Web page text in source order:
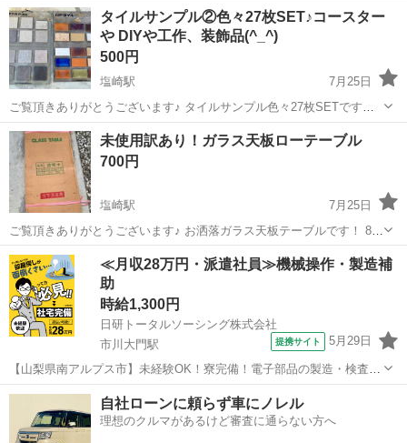
があります。 手が刺さるささくれなどはありません。 女の子が使用し
たので、綺麗かと思います。 ...
山梨 南アルプス市 東花輪駅 ドレッサー
タイルサンプル②色々27枚SET♪コースター
や DIYや工作、装飾品(^_^)
500円
塩崎駅
7月25日
ご覧頂きありがとうございます♪ タイルサンプル色々27枚SETです！
サンプル品で長期間倉庫保管にて冊子パッケージはとても汚いですが
タイル本体は綺麗です^ ^ 冊子から取り外し可能ですのでDIYや工作
に、またインテリ...
山梨 南アルプス市 塩崎駅 家具 タイル
未使用訳あり！ガラス天板ローテーブル
700円
塩崎駅
7月25日
ご覧頂きありがとうございます♪ お洒落ガラス天板テーブルです！ 8ミ
リ厚ガラスでとても丈夫です、なのでとても重いです。 未使用ですが
長期間倉庫保管にて外箱パッケージはとても汚いですが本体は綺麗で
す^ ^ ただし倉庫保管の...
山梨 南アルプス市 塩崎駅 テーブル 天板
≪月収28万円・派遣社員≫機械操作・製造補
助
時給1,300円
日研トータルソーシング株式会社
市川大門駅
提携サイト 5月29日
【山梨県南アルプス市】未経験OK！寮完備！電子部品の製造・検査
《お仕事No.5A1211》 お仕事について 電子部品の製造における機械操
作が主な業務です。立ち作業で部材を機械にセットし、スイッチをON
にすれば加工が始まりま...
山梨 南アルプス市 市川大門駅 その他
自社ローンに頼らず車にノレル
理想のクルマがあるけど審査に通らない方へ